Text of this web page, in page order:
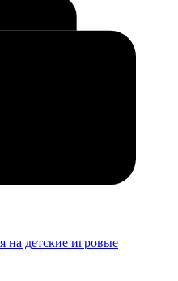
на детские игровые